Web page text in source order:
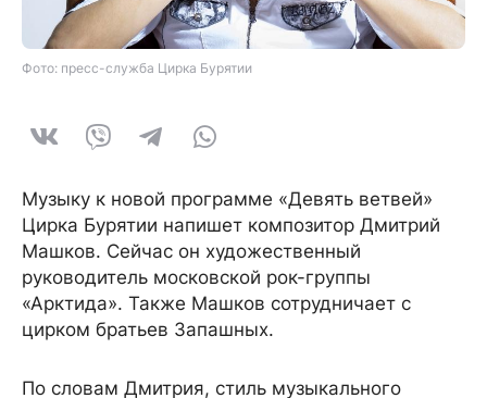
Фото: пресс-служба Цирка Бурятии
Музыку к новой программе «Девять ветвей»
Цирка Бурятии напишет композитор Дмитрий
Машков. Сейчас он художественный
руководитель московской рок-группы
«Арктида». Также Машков сотрудничает с
цирком братьев Запашных.
По словам Дмитрия, стиль музыкального